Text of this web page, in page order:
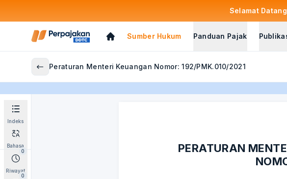
Selamat
Sumber Hukum Panduan Pajak
Peraturan Menteri Keuangan Nomor: 192/PMK.010/2021
Indeks
Bahasa
0
Riwayat
0
PERATURAN